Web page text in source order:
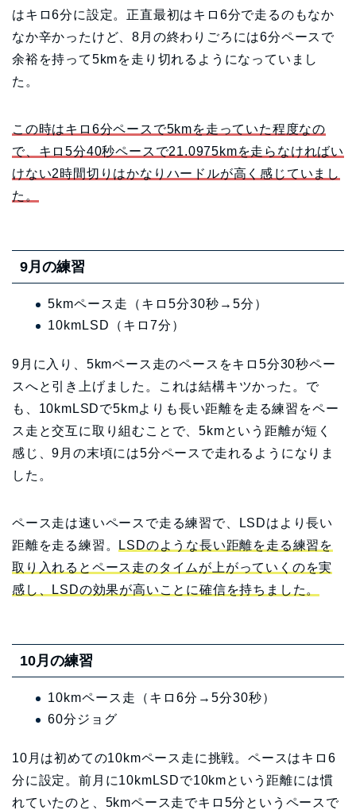
はキロ6分に設定。正直最初はキロ6分で走るのもなか
なか辛かったけど、8月の終わりごろには6分ペースで
余裕を持って5kmを走り切れるようになっていまし
た。
この時はキロ6分ペースで5kmを走っていた程度なの
で、キロ5分40秒ペースで21.0975kmを走らなければい
けない2時間切りはかなりハードルが高く感じていまし
た。
9月の練習
5kmペース走（キロ5分30秒→5分）
10kmLSD（キロ7分）
9月に入り、5kmペース走のペースをキロ5分30秒ペー
スへと引き上げました。これは結構キツかった。で
も、10kmLSDで5kmよりも長い距離を走る練習をペー
ス走と交互に取り組むことで、5kmという距離が短く
感じ、9月の末頃には5分ペースで走れるようになりま
した。
ペース走は速いペースで走る練習で、LSDはより長い
距離を走る練習。
LSDのような長い距離を走る練習を
取り入れるとペース走のタイムが上がっていくのを実
感し、LSDの効果が高いことに確信を持ちました。
10月の練習
10kmペース走（キロ6分→5分30秒）
60分ジョグ
10月は初めての10kmペース走に挑戦。ペースはキロ6
分に設定。前月に10kmLSDで10kmという距離には慣
れていたのと、5kmペース走でキロ5分というペースで